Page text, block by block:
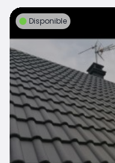
Disponible